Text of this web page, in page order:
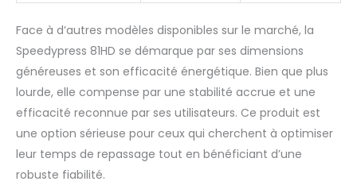
aucune eau ne sera
pulvérisée en plus de la
vapeur. Lorsque vous
appuyez sur la poignée
vers le bas en position
semi-fermée, elle émet
automatiquement de
la vapeur. Contrôle
Face à d’autres modèles disponibles sur le marché, la
Speedypress 81HD se démarque par ses dimensions
généreuses et son efficacité énergétique. Bien que plus
lourde, elle compense par une stabilité accrue et une
efficacité reconnue par ses utilisateurs. Ce produit est
une option sérieuse pour ceux qui cherchent à optimiser
leur temps de repassage tout en bénéficiant d’une
robuste fiabilité.